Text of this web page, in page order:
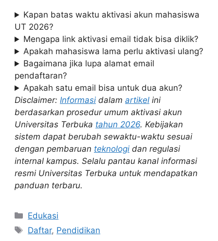
Kapan batas waktu aktivasi akun mahasiswa
UT 2026?
Mengapa link aktivasi email tidak bisa diklik?
Apakah mahasiswa lama perlu aktivasi ulang?
Bagaimana jika lupa alamat email
pendaftaran?
Apakah satu email bisa untuk dua akun?
Disclaimer: Informasi dalam artikel ini
berdasarkan prosedur umum aktivasi akun
Universitas Terbuka tahun 2026. Kebijakan
sistem dapat berubah sewaktu-waktu sesuai
dengan pembaruan teknologi dan regulasi
internal kampus. Selalu pantau kanal informasi
resmi Universitas Terbuka untuk mendapatkan
panduan terbaru.
Kategori
Edukasi
Tag
Daftar, Pendidikan